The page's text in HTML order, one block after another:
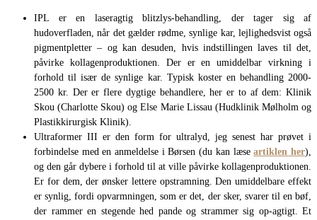
IPL er en laseragtig blitzlys-behandling, der tager sig af
hudoverfladen, når det gælder rødme, synlige kar, lejlighedsvist også
pigmentpletter – og kan desuden, hvis indstillingen laves til det,
påvirke kollagenproduktionen. Der er en umiddelbar virkning i
forhold til især de synlige kar. Typisk koster en behandling 2000-
2500 kr. Der er flere dygtige behandlere, her er to af dem: Klinik
Skou (Charlotte Skou) og Else Marie Lissau (Hudklinik Mølholm og
Plastikkirurgisk Klinik).
Ultraformer III er den form for ultralyd, jeg senest har prøvet i
forbindelse med en anmeldelse i Børsen (du kan læseartiklen her),
og den går dybere i forhold til at ville påvirke kollagenproduktionen.
Er for dem, der ønsker lettere opstramning. Den umiddelbare effekt
er synlig, fordi opvarmningen, som er det, der sker, svarer til en bøf,
der rammer en stegende hed pande og strammer sig op-agtigt. Et